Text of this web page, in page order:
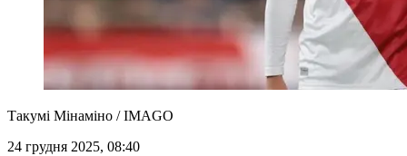
Такумі Мінаміно / IMAGO
24 грудня 2025, 08:40